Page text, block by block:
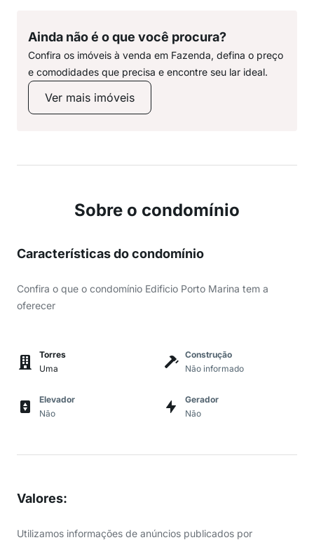
Ainda não é o que você procura?
Confira os imóveis à venda em Fazenda, defina o preço
e comodidades que precisa e encontre seu lar ideal.
Ver mais imóveis
Sobre o condomínio
Características do condomínio
Confira o que o condomínio Edificio Porto Marina tem a
oferecer
Torres
Uma
Construção
Não informado
Elevador
Não
Gerador
Não
Valores:
Utilizamos informações de anúncios publicados por